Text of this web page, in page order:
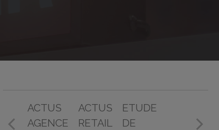
ACTUS
AGENCE
ACTUS
RETAIL
ETUDE
DE